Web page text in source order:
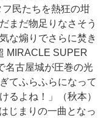
民たちを熱狂の坩
まだ物足りなさそう
な煽りでさらに焚き
MIRACLE SUPER
名古屋城が圧巻の光
てふらふらになって
るよね！」（秋本）
じまりの一曲となっ